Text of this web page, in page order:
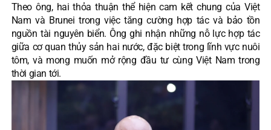
Theo ông, hai thỏa thuận thể hiện cam kết chung của Việt
Nam và Brunei trong việc tăng cường hợp tác và bảo tồn
nguồn tài nguyên biển. Ông ghi nhận những nỗ lực hợp tác
giữa cơ quan thủy sản hai nước, đặc biệt trong lĩnh vực nuôi
tôm, và mong muốn mở rộng đầu tư cùng Việt Nam trong
thời gian tới.